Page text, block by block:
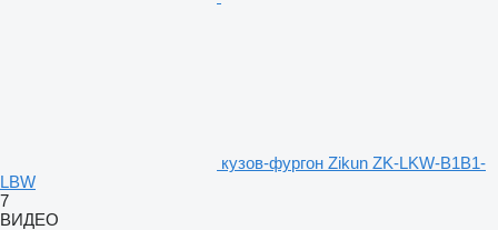
кузов-фургон Zikun ZK-LKW-B1B1-
LBW
7
ВИДЕО